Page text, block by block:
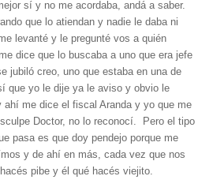
sí y no me acordaba, andá a saber.
que lo atiendan y nadie le daba ni
levanté y le pregunté vos a quién
dice que lo buscaba a uno que era jefe
jubiló creo, uno que estaba en una de
que yo le dije ya le aviso y obvio le
ahí me dice el fiscal Aranda y yo que me
Doctor, no lo reconocí. Pero el tipo
pasa es que doy pendejo porque me
y de ahí en más, cada vez que nos
pibe y él qué hacés viejito.